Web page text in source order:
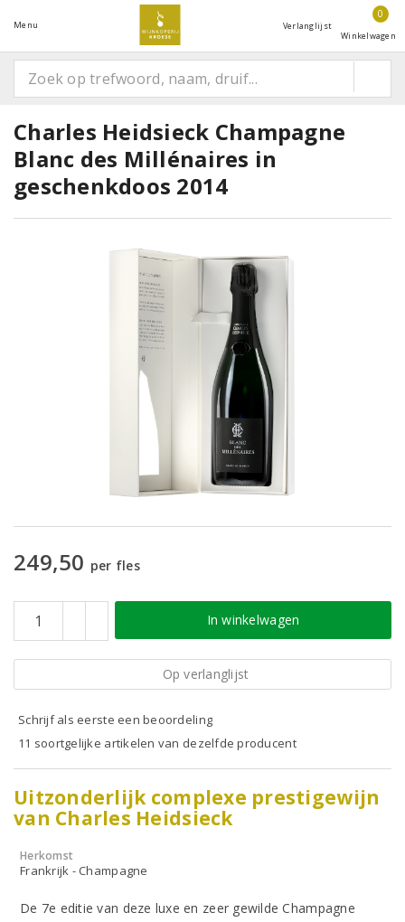
Menu Verlanglijst
0
Winkelwagen
Charles Heidsieck Champagne
Blanc des Millénaires in
geschenkdoos 2014
249,50 per fles
In winkelwagen
Op verlanglijst
Schrijf als eerste een beoordeling
11 soortgelijke artikelen van dezelfde producent
Uitzonderlijk complexe prestigewijn
van Charles Heidsieck
Herkomst
Frankrijk - Champagne
De 7e editie van deze luxe en zeer gewilde Champagne